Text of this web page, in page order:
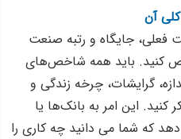
فعلی، جایگاه و رتبه صنعت
کنید. باید همه شاخص‌های
گرایشات، چرخه زندگی و
این امر به بانک‌ها یا
که شما می دانید چه کاری را